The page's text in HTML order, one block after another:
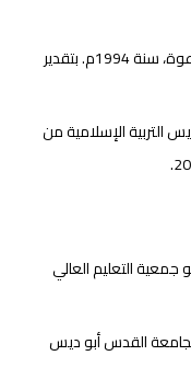
البكالوريوس من جامعة القدس/كلية الدعوة، سنة 1994م. بتقدير
التربية الإسلامية من
التعليم العالي
بجامعة القدس أبو ديس